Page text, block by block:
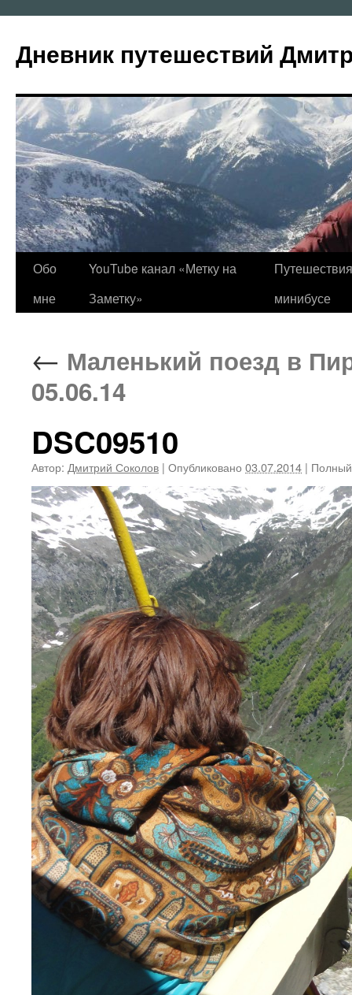
содержимому
Дневник путешествий
Обо
мне
YouTube канал «Метку на
Заметку»
минибусе
← Маленький поезд в
05.06.14
DSC09510
Автор: Дмитрий Соколов | Опубликовано 03.07.2014 |